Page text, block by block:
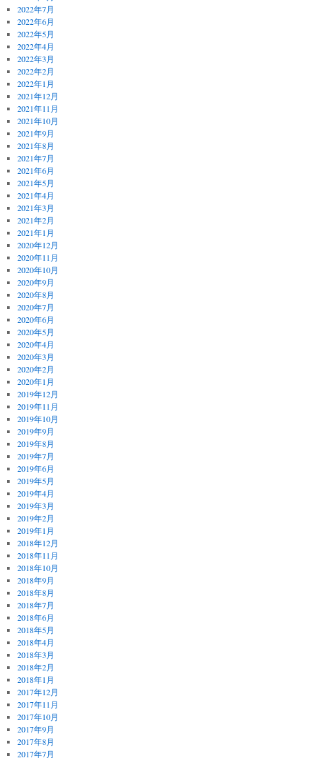
2022年7月
2022年6月
2022年5月
2022年4月
2022年3月
2022年2月
2022年1月
2021年12月
2021年11月
2021年10月
2021年9月
2021年8月
2021年7月
2021年6月
2021年5月
2021年4月
2021年3月
2021年2月
2021年1月
2020年12月
2020年11月
2020年10月
2020年9月
2020年8月
2020年7月
2020年6月
2020年5月
2020年4月
2020年3月
2020年2月
2020年1月
2019年12月
2019年11月
2019年10月
2019年9月
2019年8月
2019年7月
2019年6月
2019年5月
2019年4月
2019年3月
2019年2月
2019年1月
2018年12月
2018年11月
2018年10月
2018年9月
2018年8月
2018年7月
2018年6月
2018年5月
2018年4月
2018年3月
2018年2月
2018年1月
2017年12月
2017年11月
2017年10月
2017年9月
2017年8月
2017年7月